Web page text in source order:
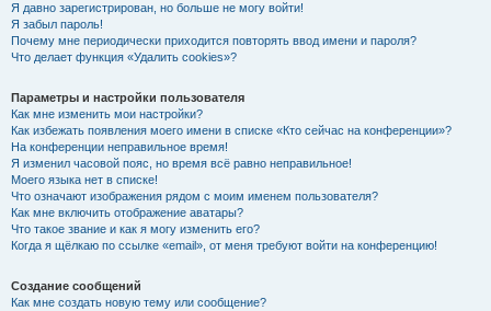
Я давно зарегистрирован, но больше не могу войти!
Я забыл пароль!
Почему мне периодически приходится повторять ввод имени и пароля?
Что делает функция «Удалить cookies»?
Параметры и настройки пользователя
Как мне изменить мои настройки?
Как избежать появления моего имени в списке «Кто сейчас на конференции»?
На конференции неправильное время!
Я изменил часовой пояс, но время всё равно неправильное!
Моего языка нет в списке!
Что означают изображения рядом с моим именем пользователя?
Как мне включить отображение аватары?
Что такое звание и как я могу изменить его?
Когда я щёлкаю по ссылке «email», от меня требуют войти на конференцию!
Создание сообщений
Как мне создать новую тему или сообщение?